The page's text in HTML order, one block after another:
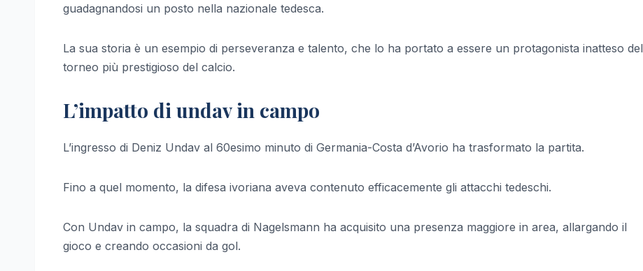
guadagnandosi un posto nella nazionale tedesca.
La sua storia è un esempio di perseveranza e talento, che lo ha portato a essere un protagonista inatteso del
torneo più prestigioso del calcio.
L’impatto di undav in campo
L’ingresso di Deniz Undav al 60esimo minuto di Germania-Costa d’Avorio ha trasformato la partita.
Fino a quel momento, la difesa ivoriana aveva contenuto efficacemente gli attacchi tedeschi.
Con Undav in campo, la squadra di Nagelsmann ha acquisito una presenza maggiore in area, allargando il
gioco e creando occasioni da gol.